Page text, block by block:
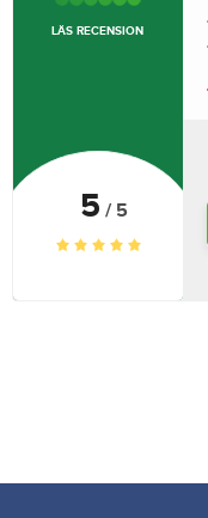
5 / 5
LÄS RECENSION